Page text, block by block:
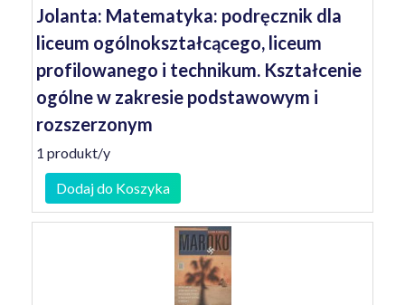
Jolanta: Matematyka: podręcznik dla
liceum ogólnokształcącego, liceum
profilowanego i technikum. Kształcenie
ogólne w zakresie podstawowym i
rozszerzonym
1 produkt/y
Dodaj do Koszyka